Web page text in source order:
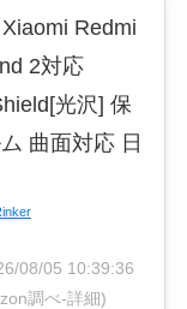
Redmi
2対応
光沢] 保
曲面対応 日
08/05 10:39:36
調べ-詳細)